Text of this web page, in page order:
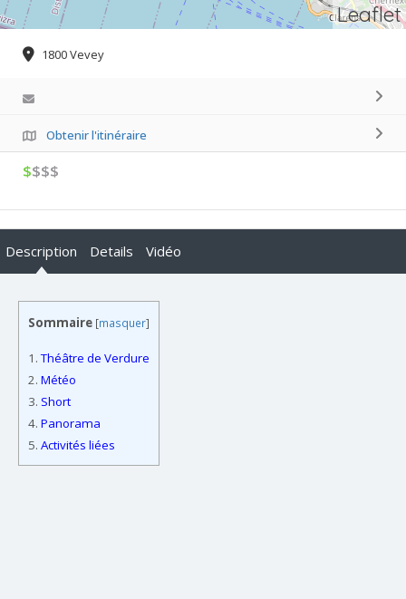
Leaflet
1800 Vevey
Obtenir l'itinéraire
$$$$
Description Details Vidéo
Sommaire [masquer]
1.Théâtre de Verdure
2. Météo
3. Short
4. Panorama
5. Activités liées